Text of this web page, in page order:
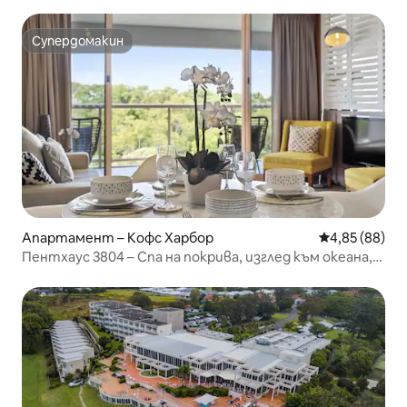
Супердомакин
Супердомакин
Апартамент – Кофс Харбор Средна
4,85 (88)
Пентхаус 3804 – Спа на покрива, изглед към океана,